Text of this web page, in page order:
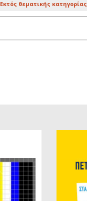
Εκτός θεματικής κατηγορίας